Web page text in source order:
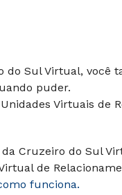
do Sul Virtual, você
puder.
Virtuais de
Cruzeiro do Sul
de
funciona.